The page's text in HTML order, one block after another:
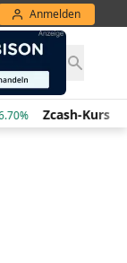
Anmelden
Zcash-Kurs 443,41